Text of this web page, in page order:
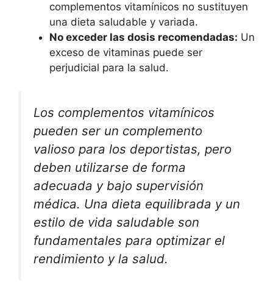
complementos vitamínicos no sustituyen
una dieta saludable y variada.
No exceder las dosis recomendadas: Un
exceso de vitaminas puede ser
perjudicial para la salud.
Los complementos vitamínicos
pueden ser un complemento
valioso para los deportistas, pero
deben utilizarse de forma
adecuada y bajo supervisión
médica. Una dieta equilibrada y un
estilo de vida saludable son
fundamentales para optimizar el
rendimiento y la salud.